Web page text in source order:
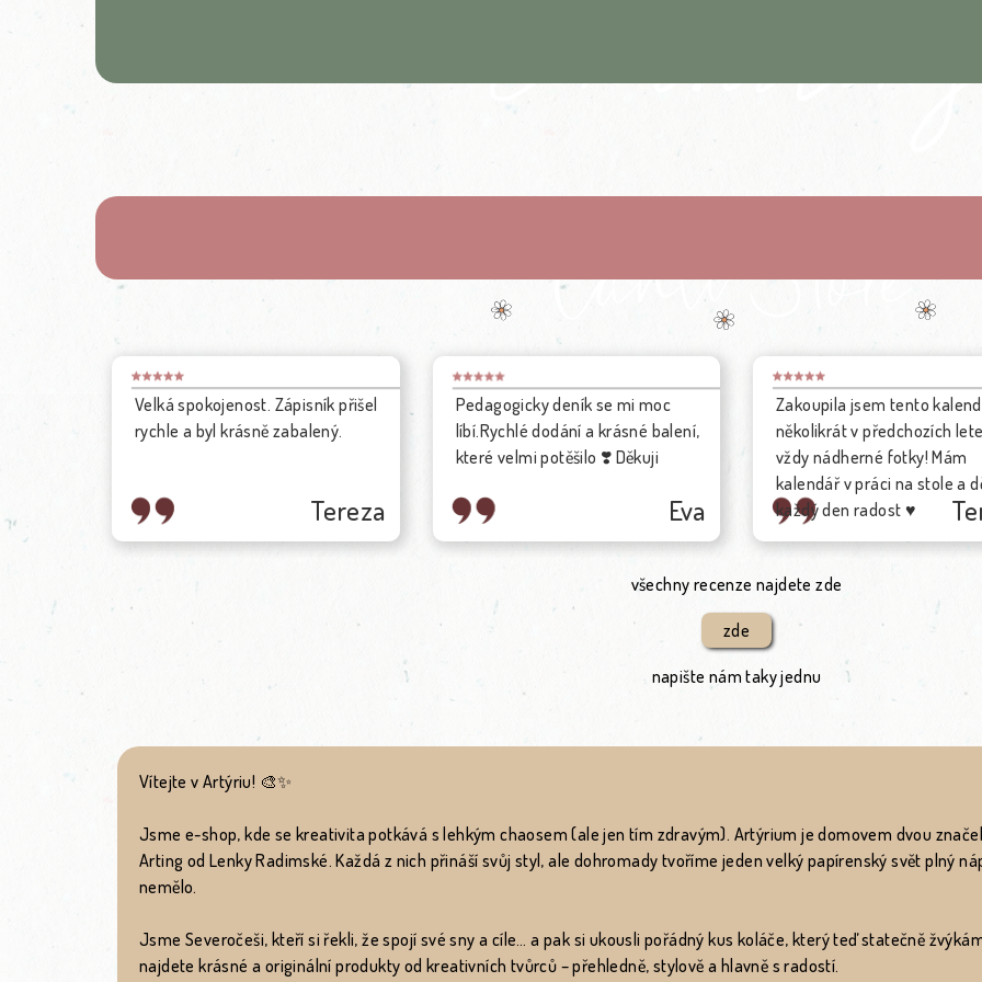
Pedagogicky deník se mi moc
líbí.Rychlé dodání a krásné balení,
Eva
Zakoupila jsem tento kalendář již
několikrát v předchozích letech,
vždy nádherné fotky! Mám
každý den radost ♥
Tereza
Opravdu krásná práce
všechny recenze najdete zde
zde
napište nám taky jednu
Vítejte v Artýriu! 🎨✨
Jsme e-shop, kde se kreativita potkává s lehkým chaosem (ale jen tím zdravým). Artýrium je domovem dvou
Arting od Lenky Radimské. Každá z nich přináší svůj styl, ale dohromady tvoříme jeden velký papírenský svět plný
nemělo.
Jsme Severočeši, kteří si řekli, že spojí své sny a cíle… a pak si ukousli pořádný kus koláče, který teď statečně
najdete krásné a originální produkty od kreativních tvůrců – přehledně, stylově a hlavně s radostí.